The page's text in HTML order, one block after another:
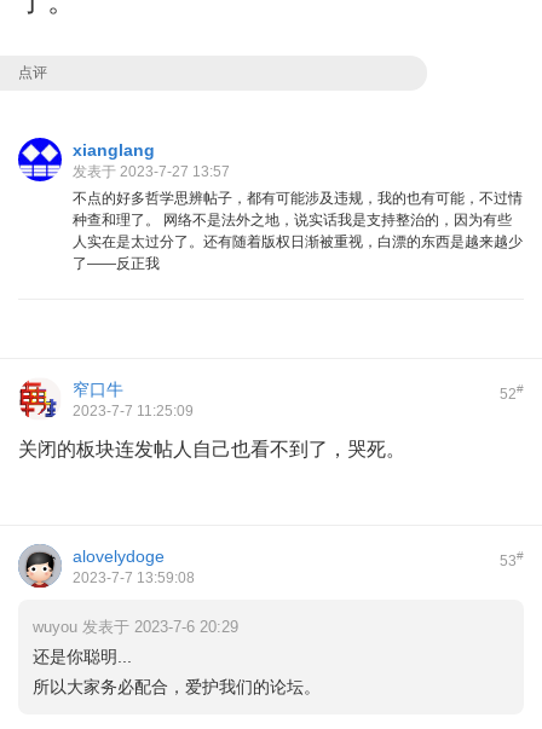
点评
xianglang
发表于 2023-7-27 13:57
不点的好多哲学思辨帖子，都有可能涉及违规，我的也有可能，不过情
种查和理了。 网络不是法外之地，说实话我是支持整治的，因为有些
人实在是太过分了。还有随着版权日渐被重视，白漂的东西是越来越少
了——反正我
52#
窄口牛
2023-7-7 11:25:09
关闭的板块连发帖人自己也看不到了，哭死。
53#
alovelydoge
2023-7-7 13:59:08
wuyou 发表于 2023-7-6 20:29
还是你聪明...
所以大家务必配合，爱护我们的论坛。